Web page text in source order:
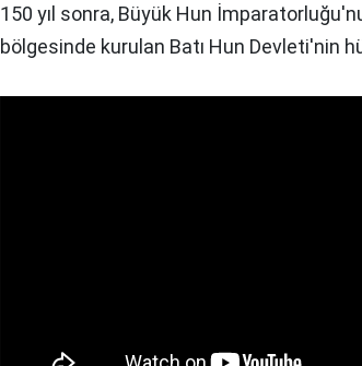
150 yıl sonra, Büyük Hun
bölgesinde kurulan Batı Hun Devleti'nin